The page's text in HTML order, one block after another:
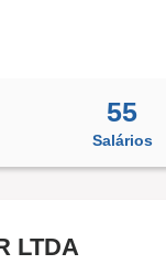
55
Salários
LTDA